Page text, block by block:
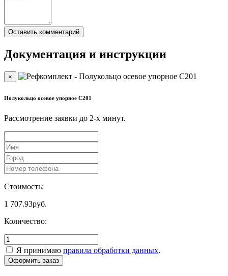
Документация и инструкции
×
Полукольцо осевое упорное C201
Рассмотрение заявки до 2-x минут.
Стоимость:
1 707.93руб.
Количество:
Я принимаю правила обработки данных.